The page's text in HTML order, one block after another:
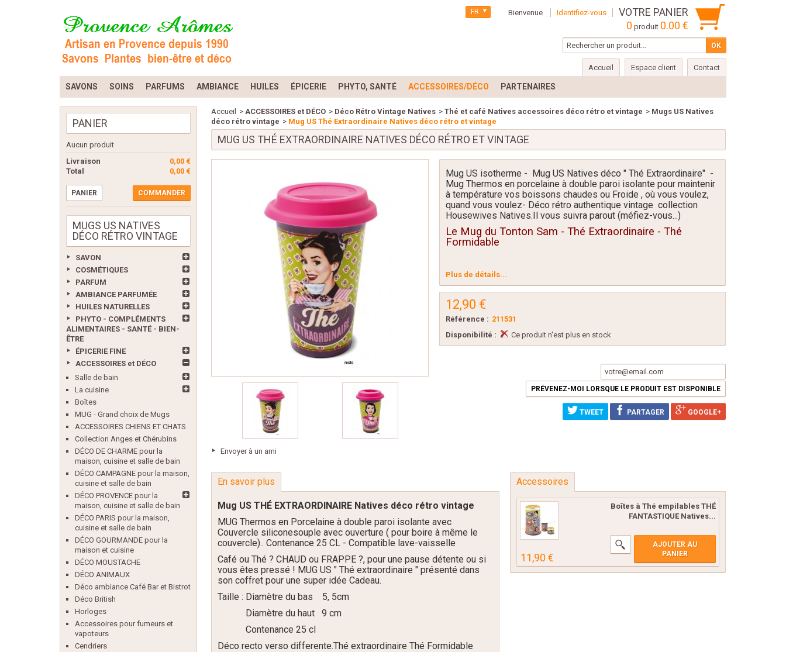
Bienvenue Identifiez-vous
VOTRE PANIER
0 produit 0.00 €
FR
Accueil Espace client Contact
SAVONS SOINS PARFUMS AMBIANCE HUILES ÉPICERIE PHYTO, SANTÉ ACCESSOIRES/DÉCO PARTENAIRES
PANIER
Aucun produit
0,00 €
Livraison
0,00 €
Total
PANIER COMMANDER
MUGS US NATIVES
DÉCO RÉTRO VINTAGE
SAVON
COSMÉTIQUES
PARFUM
AMBIANCE PARFUMÉE
HUILES NATURELLES
PHYTO - COMPLÉMENTS
ALIMENTAIRES - SANTÉ - BIEN-
ÊTRE
ÉPICERIE FINE
ACCESSOIRES et DÉCO
Salle de bain
La cuisine
Boîtes
MUG - Grand choix de Mugs
ACCESSOIRES CHIENS ET CHATS
Collection Anges et Chérubins
DÉCO DE CHARME pour la
maison, cuisine et salle de bain
DÉCO CAMPAGNE pour la maison,
cuisine et salle de bain
DÉCO PROVENCE pour la
maison, cuisine et salle de bain
DÉCO PARIS pour la maison,
cuisine et salle de bain
DÉCO GOURMANDE pour la
maison et cuisine
DÉCO MOUSTACHE
DÉCO ANIMAUX
Déco ambiance Café Bar et Bistrot
Déco British
Horloges
Accessoires pour fumeurs et
vapoteurs
Cendriers
Accueil > ACCESSOIRES et DÉCO > Déco Rétro Vintage Natives > Thé et café Natives accessoires déco rétro et vintage > Mugs US Natives
déco rétro vintage > Mug US Thé Extraordinaire Natives déco rétro et vintage
MUG US THÉ EXTRAORDINAIRE NATIVES DÉCO RÉTRO ET VINTAGE
Envoyer à un ami
Mug US isotherme - Mug US Natives déco " Thé Extraordinaire" -
Mug Thermos en porcelaine à double paroi isolante pour maintenir
à température vos boissons chaudes ou Froide, où vous voulez,
quand vous voulez- Déco rétro authentique vintage collection
Housewives Natives.Il vous suivra parout (méfiez-vous...)
Le Mug du Tonton Sam - Thé Extraordinaire - Thé
Formidable
Plus de détails...
12,90 €
Référence : 211531
Disponibilité :
Ce produit n'est plus en stock
PRÉVENEZ-MOI LORSQUE LE PRODUIT EST DISPONIBLE
TWEET PARTAGER GOOGLE+
En savoir plus
Mug US THÉ EXTRAORDINAIRE Natives déco rétro vintage
MUG Thermos en Porcelaine à double paroi isolante avec
Couvercle siliconesouple avec ouverture ( pour boire à même le
couvercle).. Contenance 25 CL - Compatible lave-vaisselle
Café ou Thé ? CHAUD ou FRAPPE?, pour une pause détente ou si
vous êtes pressé ! MUG US " Thé extraordinaire " présenté dans
son coffret pour une super idée Cadeau.
Taille : Diamètre du bas 5, 5cm
Diamètre du haut 9 cm
Contenance 25 cl
Déco recto verso differente.Thé extraordinaire Thé Formidable
Accessoires
Boîtes à Thé empilables THÉ
FANTASTIQUE Natives...
11,90 €
AJOUTER AU
PANIER